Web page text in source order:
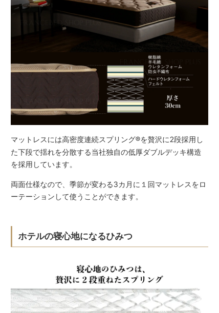
マットレスには高密度連続スプリング®を贅沢に2段採用し
た下段で揺れを分散する当社独自の低厚ダブルデッキ構造
を採用しています。
両面仕様なので、季節が変わる3カ月に１回マットレスをロ
ーテーションして使うことができます。
ホテルの寝心地になるひみつ